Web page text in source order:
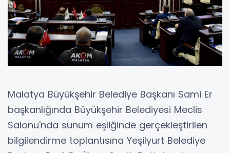
Malatya Büyükşehir Belediye Başkanı Sami Er
başkanlığında Büyükşehir Belediyesi Meclis
Salonu'nda sunum eşliğinde gerçekleştirilen
bilgilendirme toplantısına Yeşilyurt Belediye